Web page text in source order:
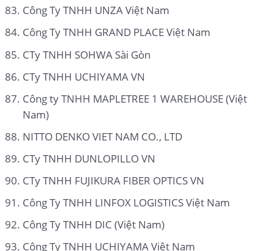
Công Ty TNHH UNZA Việt Nam
Công Ty TNHH GRAND PLACE Việt Nam
CTy TNHH SOHWA Sài Gòn
CTy TNHH UCHIYAMA VN
Công ty TNHH MAPLETREE 1 WAREHOUSE (Việt
Nam)
NITTO DENKO VIET NAM CO., LTD
CTy TNHH DUNLOPILLO VN
CTy TNHH FUJIKURA FIBER OPTICS VN
Công Ty TNHH LINFOX LOGISTICS Việt Nam
Công Ty TNHH DIC (Việt Nam)
Công Ty TNHH UCHIYAMA Việt Nam